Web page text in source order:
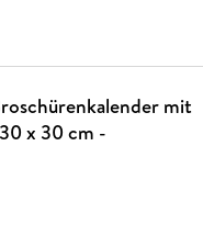
mit
x 30 cm -